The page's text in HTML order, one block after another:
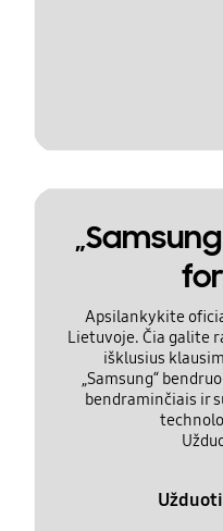
Apsilankykite
Lietuvoje. Čia galite
išklusius
„Samsung“
bendraminčiais ir